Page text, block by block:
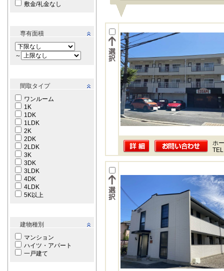
敷金/礼金なし
専有面積
～
間取タイプ
ワンルーム
1K
1DK
1LDK
2K
2DK
2LDK
3K
3DK
3LDK
4DK
4LDK
5K以上
建物種別
マンション
ハイツ・アパート
一戸建て
ホ